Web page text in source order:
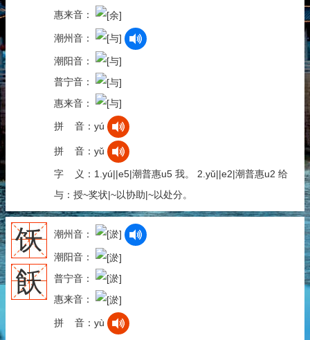
惠来音：
潮州音：
潮阳音：
普宁音：
惠来音：
拼 音：yú
拼 音：yǔ
字 义：1.yú||e5|潮普惠u5 我。 2.yǔ||e2|潮普惠u2 给
与：授~奖状|~以协助|~以处分。
饫
飫
潮州音：
潮阳音：
普宁音：
惠来音：
拼 音：yù